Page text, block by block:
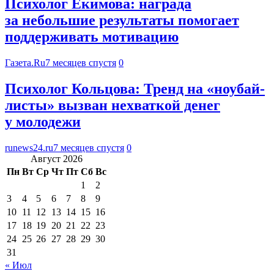
Психолог Екимова: награда
за небольшие результаты помогает
поддерживать мотивацию
Газета.Ru7 месяцев спустя 0
Психолог Кольцова: Тренд на «ноубай-
листы» вызван нехваткой денег
у молодежи
runews24.ru7 месяцев спустя 0
Август 2026
Пн Вт Ср Чт Пт Сб Вс
1
2
3
4 5 6 7 8
9
10 11 12 13 14 15 16
17 18 19 20 21 22 23
24 25 26 27 28 29 30
31
« Июл